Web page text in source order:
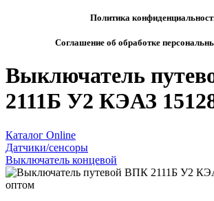
Политика
Соглашение об обработке
Выключатель
2111Б У2 КЭАЗ
Каталог Online
Датчики/сенсоры
Выключатель концевой